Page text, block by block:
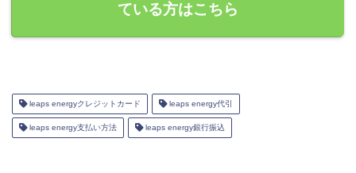
ている方はこちら
leaps energyクレジットカード leaps energy代引
leaps energy支払い方法 leaps energy銀行振込